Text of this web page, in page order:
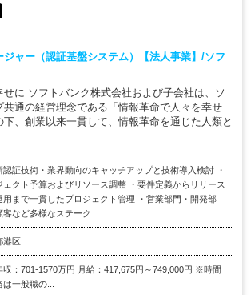
ジャー（認証基盤システム）【法人事業】/ソフ
に ソフトバンク株式会社および子会社は、ソ
共通の経営理念である「情報革命で人々を幸せ
、創業以来一貫して、情報革命を通じた人類と
認証技術・業界動向のキャッチアップと技術導入検討 ・
ェクト予算およびリソース調整 ・要件定義からリリース
用まで一貫したプロジェクト管理 ・営業部門・開発部
客など多様なステーク...
港区
収：701-1570万円 月給：417,675円～749,000円 ※時間
一般職の...